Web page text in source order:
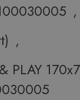
,
,
PLAY